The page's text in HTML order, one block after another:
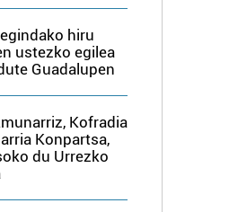
informazioa biltzeko eta
datuak nork eta zertarako
baimenik eskatzen, eta beren
babesten dira. Ikusi gure
ustez zein helburutarako
hiru
ustezko egilea
Guadalupen
Kofradia
Konpartsa,
du Urrezko